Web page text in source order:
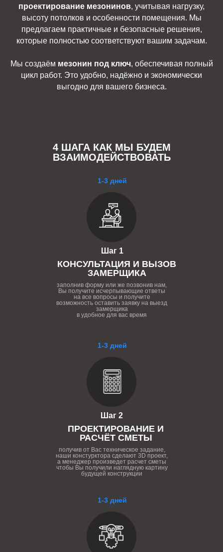
проектирование мезонинов, учитывая нагрузку,
высоту потолков и особенности помещения. Мы
предлагаем практичные и безопасные решения,
которые полностью соответствуют вашим задачам.
Мы создаём мезонин под ключ, обеспечивая полный
цикл работ. Это удобно, надёжно и экономически
выгодно для вашего бизнеса.
4 ШАГА КАК МЫ БУДЕМ
ВЗАИМОДЕЙСТВОВАТЬ
1-3 дней
1-3 дней
Шаг 2
ПРОЕКТИРОВАНИЕ И
РАСЧЁТ СМЕТЫ
получив от Вас техническое задание,
наши констурктора сделают 3D проект,
а менеджер произведет расчет сметы
чтобы Вы получили наглядную картину
будущей конструкции
1-3 дней
Шаг 1
КОНСУЛЬТАЦИЯ И ВЫЗОВ
ЗАМЕРЩИКА
заполнив форму или же позвонив нам,
Вы получите исчерпывающие ответы
на все вопросы и получите
возможность оставить заявку на выезд
замерщика
в удобное для вас время